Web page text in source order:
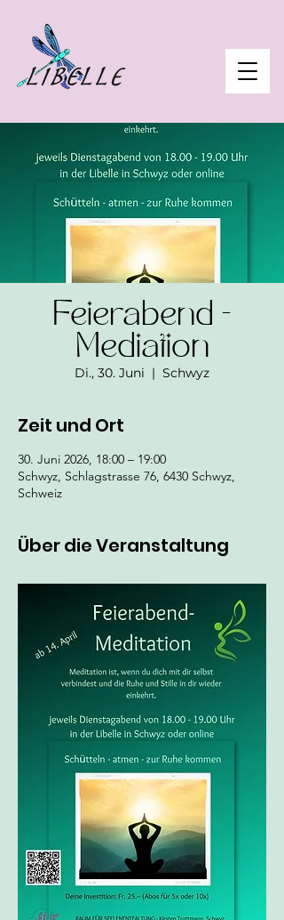
Feierabend -
Mediation
Di., 30. Juni
  |
Schwyz
Zeit und Ort
30. Juni 2026, 18:00 – 19:00
Schwyz, Schlagstrasse 76, 6430 Schwyz,
Schweiz
Über die Veranstaltung